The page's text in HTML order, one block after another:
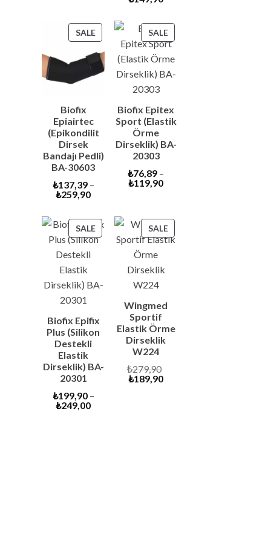
₺149,90.
SALEPRODUCT
ON
SALE
Biofix
Epiairtec
(Epikondilit
Dirsek
Bandajı Pedli)
BA-30603
₺137,39–
₺259,90
SALEPRODUCT
ON
SALE
Biofix Epitex
Sport (Elastik
Örme
Dirseklik) BA-
20303
₺76,89 –
₺119,90
SALEPRODUCT
ON
Biofix Epifix
Plus (Silikon
Destekli
Elastik
Dirseklik) BA-
20301
₺199,90–
₺249,00
SALEPRODUCT
ON
Wingmed
Sportif
Elastik Örme
Dirseklik
W224
₺279,90
₺189,90Current